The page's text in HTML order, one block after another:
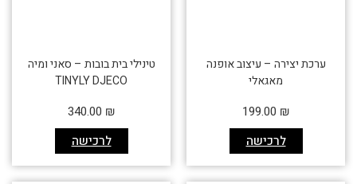
ערכת יצירה – עיצוב אופנה
מאגאלי
לרכישה
199.00 ₪
טינילי בית בובות – סאני ומיה
TINYLY DJECO
לרכישה
340.00 ₪